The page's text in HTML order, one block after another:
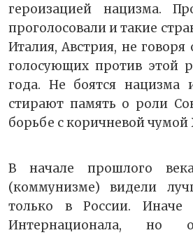
героизацией нацизма.
проголосовали и такие
Италия, Австрия, не
голосующих против этой
года. Не боятся
стирают память о роли
борьбе с коричневой чумой
В начале прошлого
(коммунизме) видели
только в России.
Интернационала, но